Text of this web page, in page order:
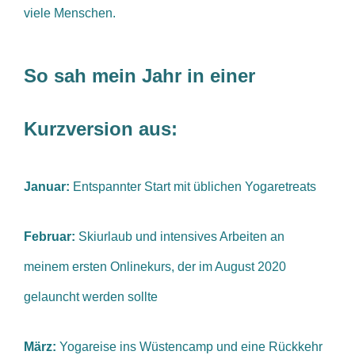
viele Menschen.
So sah mein Jahr in einer
Kurzversion aus:
Januar: Entspannter Start mit üblichen Yogaretreats
Februar: Skiurlaub und intensives Arbeiten an
meinem ersten Onlinekurs, der im August 2020
gelauncht werden sollte
März: Yogareise ins Wüstencamp und eine Rückkehr